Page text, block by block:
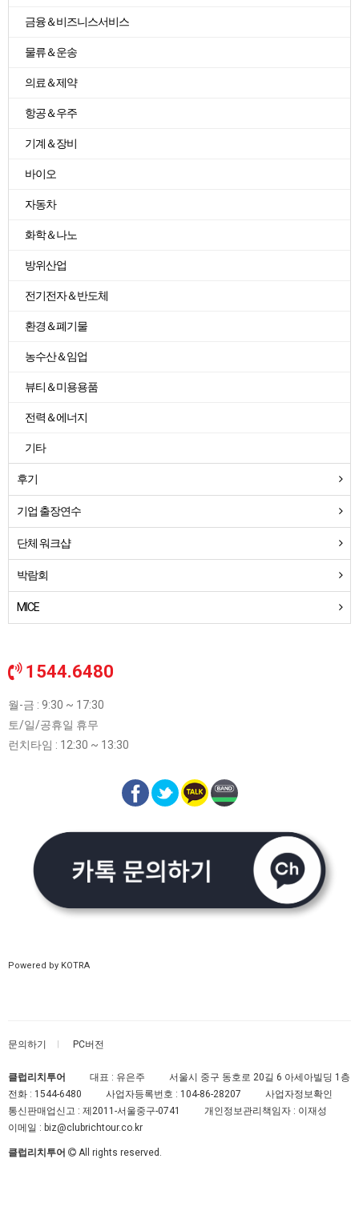
금융＆비즈니스서비스
물류＆운송
의료＆제약
항공＆우주
기계＆장비
바이오
자동차
화학＆나노
방위산업
전기전자＆반도체
환경＆폐기물
농수산＆임업
뷰티＆미용용품
전력＆에너지
기타
후기
기업 출장연수
단체 워크샵
박람회
MICE
1544.6480
월-금 : 9:30 ~ 17:30
토/일/공휴일 휴무
런치타임 : 12:30 ~ 13:30
Powered by KOTRA
문의하기 PC버전
클럽리치투어 대표 : 유은주
서울시 중구 동호로 20길 6 아세아빌딩 1층
전화 : 1544-6480 사업자등록번호 : 104-86-28207
사업자정보확인
통신판매업신고 : 제2011-서울중구-0741
개인정보관리책임자 : 이재성
이메일 : biz@clubrichtour.co.kr
클럽리치투어 All rights reserved.